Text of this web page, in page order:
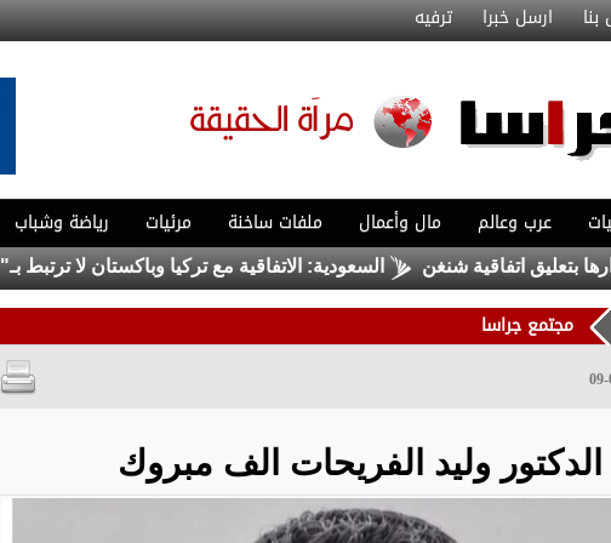
ارسل خبرا ترفيه
عرب وعالم مال وأعمال ملفات ساخنة مرئيات رياضة وشباب
اتفاقية شنغن السعودية: الاتفاقية مع تركيا وباكستان لا ترتبط
مجتمع جراسا
الدكتور وليد الفريحات الف مبروك